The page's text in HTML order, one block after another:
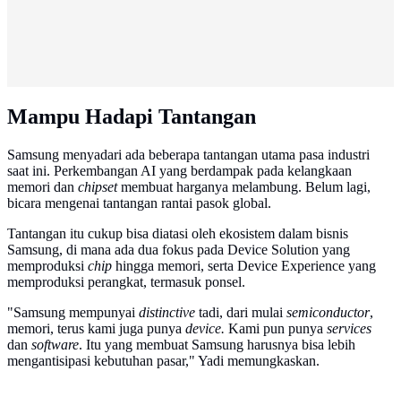
Mampu Hadapi Tantangan
Samsung menyadari ada beberapa tantangan utama pasa industri
saat ini. Perkembangan AI yang berdampak pada kelangkaan
memori dan chipsetmembuat harganya melambung. Belum lagi,
bicara mengenai tantangan rantai pasok global.
Tantangan itu cukup bisa diatasi oleh ekosistem dalam bisnis
Samsung, di mana ada dua fokus pada Device Solution yang
memproduksi chip hingga memori, serta Device Experience yang
memproduksi perangkat, termasuk ponsel.
"Samsung mempunyai distinctive tadi, dari mulai semiconductor,
memori, terus kami juga punya device. Kami pun punya services
dan software. Itu yang membuat Samsung harusnya bisa lebih
mengantisipasi kebutuhan pasar," Yadi memungkaskan.